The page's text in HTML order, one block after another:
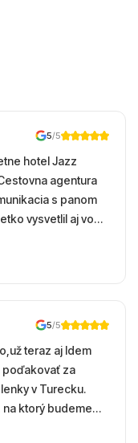
5/5
hotel Jazz
agentura
s panom
vysvetlil aj vo
Hotel
more,
5/5
teraz aj Idem
poďakovať za
v Turecku.
na ktorý budeme
prebehlo